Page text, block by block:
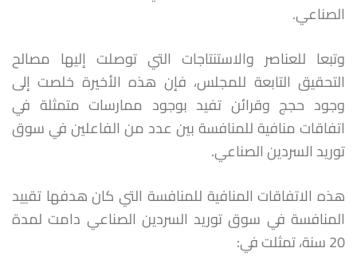
الصناعي.
وتبعا للعناصر والاستنتاجات التي توصلت إليها مصالح
التحقيق التابعة للمجلس، فإن هذه الأخيرة خلصت إلى
وجود حجج وقرائن تفيد بوجود ممارسات متمثلة في
اتفاقات منافية للمنافسة بين عدد من الفاعلين في سوق
توريد السردين الصناعي.
هذه الاتفاقات المنافية للمنافسة التي كان هدفها تقييد
المنافسة في سوق توريد السردين الصناعي دامت لمدة
20 سنة، تمثلت في: